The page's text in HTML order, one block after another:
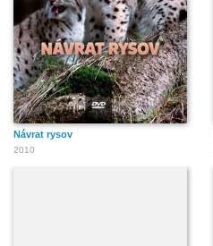
Návrat rysov
2010